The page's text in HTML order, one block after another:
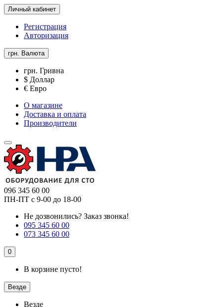
Личный кабинет
Регистрация
Авторизация
грн. Валюта
грн. Гривна
$ Доллар
€ Евро
О магазине
Доставка и оплата
Производители
096 345 60 00
ПН-ПТ с 9-00 до 18-00
Не дозвонились? Заказ звонка!
095 345 60 00
073 345 60 00
0
В корзине пусто!
Везде
Везде